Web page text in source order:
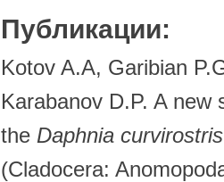
Публикации:
Kotov A.A, Garibian
Karabanov D.P. A new
the Daphnia curvirostris
(Cladocera: